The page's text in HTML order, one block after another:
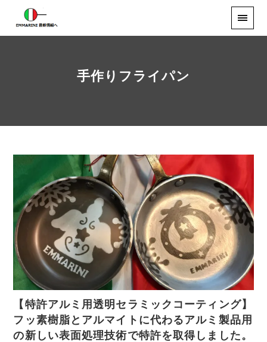
手作りフライパン
【特許アルミ用透明セラミックコーティング】
フッ素樹脂とアルマイトに代わるアルミ製品用
の新しい表面処理技術で特許を取得しました。